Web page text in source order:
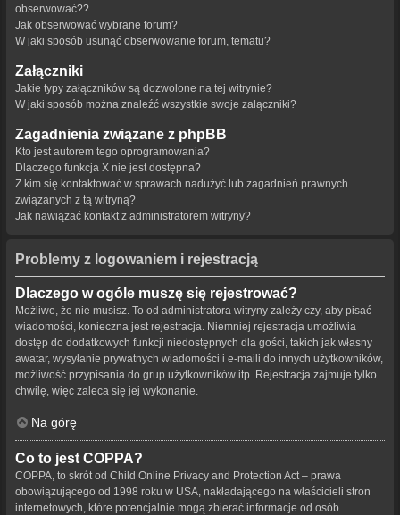
obserwować??
Jak obserwować wybrane forum?
W jaki sposób usunąć obserwowanie forum, tematu?
Załączniki
Jakie typy załączników są dozwolone na tej witrynie?
W jaki sposób można znaleźć wszystkie swoje załączniki?
Zagadnienia związane z phpBB
Kto jest autorem tego oprogramowania?
Dlaczego funkcja X nie jest dostępna?
Z kim się kontaktować w sprawach nadużyć lub zagadnień prawnych
związanych z tą witryną?
Jak nawiązać kontakt z administratorem witryny?
Problemy z logowaniem i rejestracją
Dlaczego w ogóle muszę się rejestrować?
Możliwe, że nie musisz. To od administratora witryny zależy czy, aby pisać
wiadomości, konieczna jest rejestracja. Niemniej rejestracja umożliwia
dostęp do dodatkowych funkcji niedostępnych dla gości, takich jak własny
awatar, wysyłanie prywatnych wiadomości i e-maili do innych użytkowników,
możliwość przypisania do grup użytkowników itp. Rejestracja zajmuje tylko
chwilę, więc zaleca się jej wykonanie.
Na górę
Co to jest COPPA?
COPPA, to skrót od Child Online Privacy and Protection Act – prawa
obowiązującego od 1998 roku w USA, nakładającego na właścicieli stron
internetowych, które potencjalnie mogą zbierać informacje od osób